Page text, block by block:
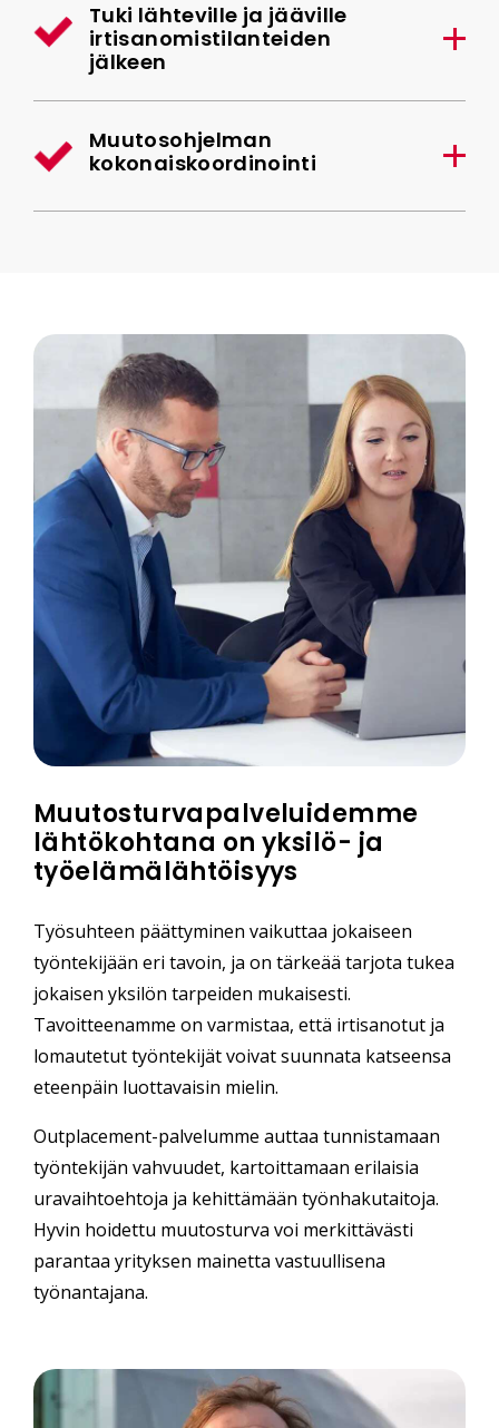
Tuki lähteville ja jääville
irtisanomistilanteiden
jälkeen
Muutosohjelman
kokonaiskoordinointi
Muutosturvapalveluidemme
lähtökohtana on yksilö- ja
työelämälähtöisyys
Työsuhteen päättyminen vaikuttaa jokaiseen
työntekijään eri tavoin, ja on tärkeää tarjota tukea
jokaisen yksilön tarpeiden mukaisesti.
Tavoitteenamme on varmistaa, että irtisanotut ja
lomautetut työntekijät voivat suunnata katseensa
eteenpäin luottavaisin mielin.
Outplacement-palvelumme auttaa tunnistamaan
työntekijän vahvuudet, kartoittamaan erilaisia
uravaihtoehtoja ja kehittämään työnhakutaitoja.
Hyvin hoidettu muutosturva voi merkittävästi
parantaa yrityksen mainetta vastuullisena
työnantajana.